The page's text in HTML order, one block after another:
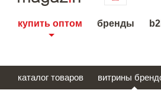
купить оптом бренды
каталог товаров витрины